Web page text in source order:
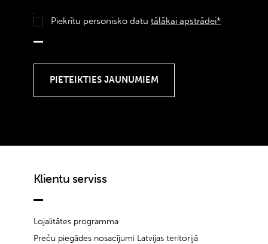
Piekrītu personisko datu tālākai apstrādei*
Klientu serviss
Lojalitātes programma
Preču piegādes nosacījumi Latvijas teritorijā